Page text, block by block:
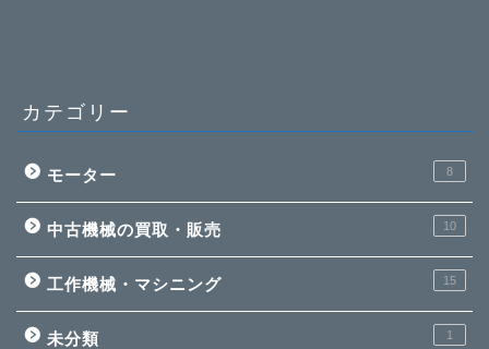
カテゴリー
モーター 8
中古機械の買取・販売 10
工作機械・マシニング 15
未分類 1